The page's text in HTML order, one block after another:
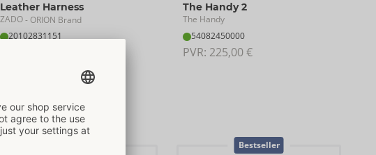
Leather Harness
ZADO- ORION Brand
20102831151
The Handy 2
The Handy
54082450000
PVR: 225,00 €
Bestseller